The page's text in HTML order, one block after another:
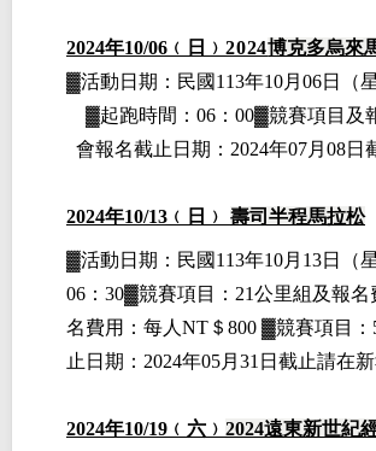
2024年10/06 ﹙日﹚ 2024博克多烏來
▓活動日期： 民國113年10月06日
（
▓起跑時間：06：00▓競賽項目 及
會報名截止日期：2024年07月08
2024年10/13 ﹙日﹚ 壽司半程馬拉松
▓活動日期： 民國113年10月13日
（
06：30▓競賽項目：21公里組 及報名
名費用 ： 每人NT＄800 ▓競賽項目
止日期：2024年05月31日截止請在
2024年10/19 ﹙六﹚ 2024遠東新世紀